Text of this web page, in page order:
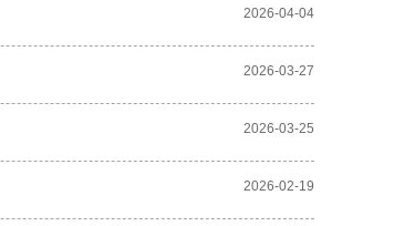
2026-04-04
2026-03-27
2026-03-25
2026-02-19